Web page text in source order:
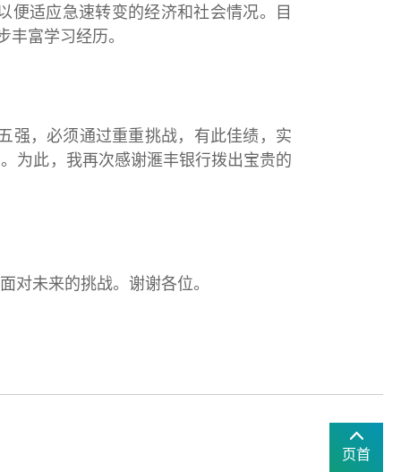
便适应急速转变的经济和社会情况。目
富学习经历。
强，必须通过重重挑战，有此佳绩，实
为此，我再次感谢滙丰银行拨出宝贵的
对未来的挑战。谢谢各位。
页首